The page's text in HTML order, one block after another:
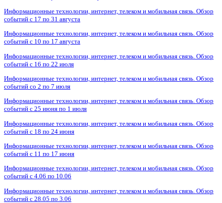
Информационные технологии, интернет, телеком и мобильная связь. Обзор
событий с 17 по 31 августа
Информационные технологии, интернет, телеком и мобильная связь. Обзор
событий с 10 по 17 августа
Информационные технологии, интернет, телеком и мобильная связь. Обзор
событий с 16 по 22 июля
Информационные технологии, интернет, телеком и мобильная связь. Обзор
событий со 2 по 7 июля
Информационные технологии, интернет, телеком и мобильная связь. Обзор
событий с 25 июня по 1 июля
Информационные технологии, интернет, телеком и мобильная связь. Обзор
событий с 18 по 24 июня
Информационные технологии, интернет, телеком и мобильная связь. Обзор
событий с 11 по 17 июня
Информационные технологии, интернет, телеком и мобильная связь. Обзор
событий с 4.06 по 10.06
Информационные технологии, интернет, телеком и мобильная связь. Обзор
событий с 28.05 по 3.06